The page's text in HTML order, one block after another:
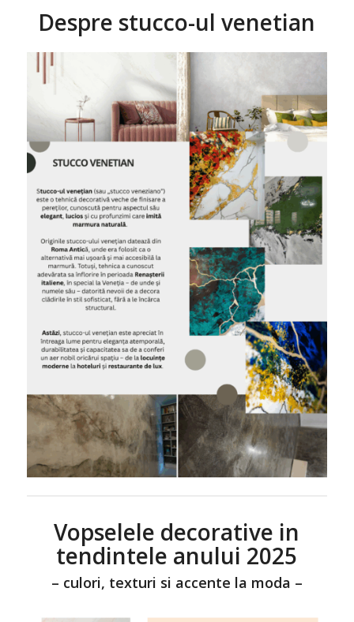
Despre stucco-ul venetian
Vopselele decorative in
tendintele anului 2025
– culori, texturi si accente la moda –